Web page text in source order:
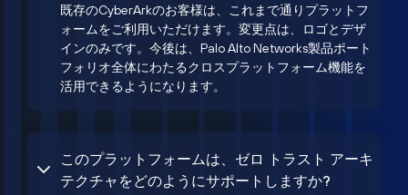
既存のCyberArkのお客様は、これまで通りプラットフ
ォームをご利用いただけます。変更点は、ロゴとデザ
インのみです。今後は、Palo Alto Networks製品ポート
フォリオ全体にわたるクロスプラットフォーム機能を
活用できるようになります。
このプラットフォームは、ゼロ トラスト アーキ
テクチャをどのようにサポートしますか?